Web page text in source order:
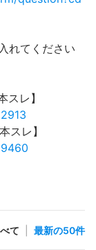
れてください
レ】
スレ】
て 最新の50件